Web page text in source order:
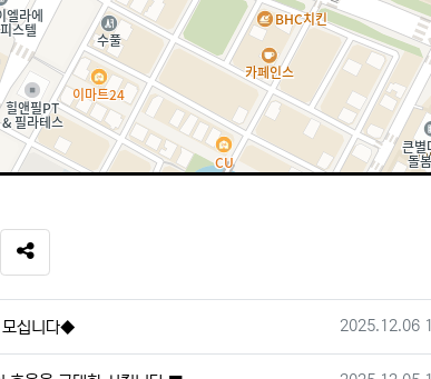
SNS 공유
모십니다◆ 작성일
2025.12.06